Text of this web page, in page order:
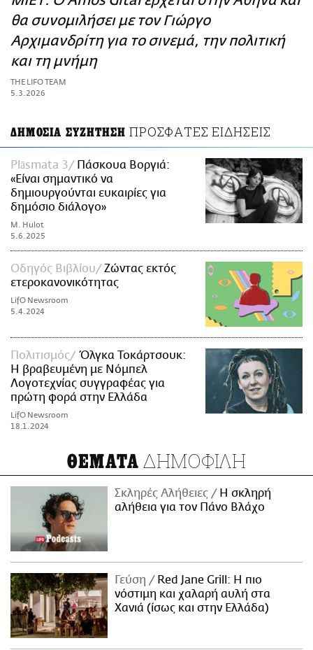
ΑΜΠΑ
PRINT
θα συνομιλήσει με τον Γιώργο
Αρχιμανδρίτη για το σινεμά, την πολιτική
και τη μνήμη
THE LIFO TEAM
5.3.2026
ΔΗΜΟΣΙΑ ΣΥΖΗΤΗΣΗ ΠΡΟΣΦΑΤΕΣ ΕΙΔΗΣΕΙΣ
Plāsmata 3
Πάσκουα Βοργιά:
«Eίναι σημαντικό να
δημιουργούνται ευκαιρίες για
δημόσιο διάλογο»
M. Hulot
5.6.2025
Οδηγός Βιβλίου
Ζώντας εκτός
ετεροκανονικότητας
LifO Newsroom
5.4.2024
Πολιτισμός
Όλγκα Τοκάρτσουκ:
Η βραβευμένη με Νόμπελ
Λογοτεχνίας συγγραφέας για
πρώτη φορά στην Ελλάδα
LifO Newsroom
18.1.2024
ΘΕΜΑΤΑ ΔΗΜΟΦΙΛΗ
Σκληρές Αλήθειες
H σκληρή
αλήθεια για τον Πάνο Βλάχο
Γεύση
Red Jane Grill: Η πιο
νόστιμη και χαλαρή αυλή στα
Χανιά (ίσως και στην Ελλάδα)